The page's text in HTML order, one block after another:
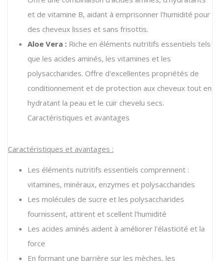
et de vitamine B, aidant à emprisonner l'humidité pour
des cheveux lisses et sans frisottis.
Aloe Vera : Riche en éléments nutritifs essentiels tels
que les acides aminés, les vitamines et les
polysaccharides. Offre d'excellentes propriétés de
conditionnement et de protection aux cheveux tout en
hydratant la peau et le cuir chevelu secs.
Caractéristiques et avantages
Caractéristiques et avantages :
Les éléments nutritifs essentiels comprennent :
vitamines, minéraux, enzymes et polysaccharides
Les molécules de sucre et les polysaccharides
fournissent, attirent et scellent l'humidité
Les acides aminés aident à améliorer l'élasticité et la
force
En formant une barrière sur les mèches, les